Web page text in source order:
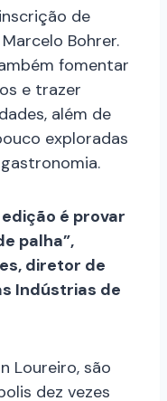
de
Bohrer.
fomentar
e trazer
além de
exploradas
é provar
palha”,
diretor de
Indústrias de
Loureiro, são
dez vezes